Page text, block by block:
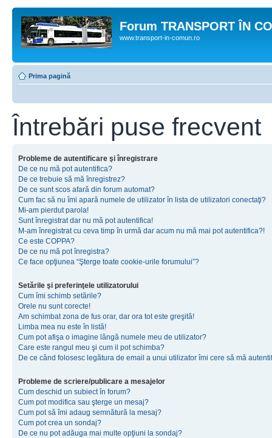
Forum TRANSPORT ÎN
www.transport-in-comun.ro
Prima pagină
Întrebări puse frecvent
Probleme de autentificare şi înregistrare
De ce nu mă pot autentifica?
De ce trebuie să mă înregistrez?
De ce sunt scos afară din forum automat?
Cum fac să nu îmi apară numele de utilizator în lista de utilizatori conectaţi?
Mi-am pierdut parola!
Sunt înregistrat dar nu mă pot autentifica!
M-am înregistrat cu ceva timp în urmă dar acum nu mă mai pot autentifica?!
Ce este COPPA?
De ce nu mă pot înregistra?
Ce face opţiunea “Şterge toate cookie-urile forumului”?
Setările şi preferinţele utilizatorului
Cum îmi schimb setările?
Orele nu sunt corecte!
Am schimbat zona de fus orar, dar ora tot este greşită!
Limba mea nu este în listă!
Cum pot afişa o imagine lângă numele meu de utilizator?
Care este rangul meu şi cum il pot schimba?
De ce când folosesc legătura de email a unui utilizator îmi cere să mă
Probleme de scriere/publicare a mesajelor
Cum deschid un subiect în forum?
Cum pot modifica sau şterge un mesaj?
Cum pot să îmi adaug semnătură la mesaj?
Cum pot crea un sondaj?
De ce nu pot adăuga mai multe opţiuni la sondaj?